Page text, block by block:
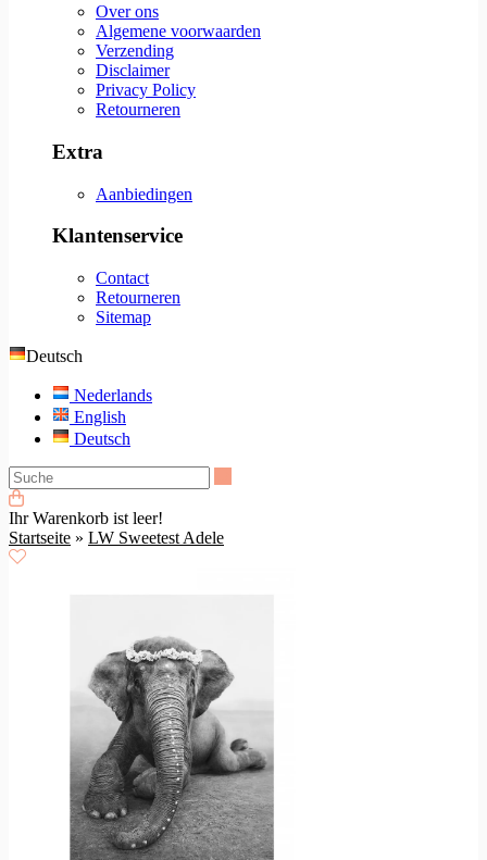
Over ons
Algemene voorwaarden
Verzending
Disclaimer
Privacy Policy
Retourneren
Extra
Aanbiedingen
Klantenservice
Contact
Retourneren
Sitemap
Deutsch
Nederlands
English
Deutsch
Ihr Warenkorb ist leer!
Startseite » LW Sweetest Adele